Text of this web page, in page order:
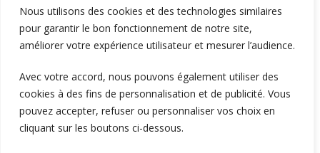
Nous utilisons des cookies et des technologies similaires
pour garantir le bon fonctionnement de notre site,
améliorer votre expérience utilisateur et mesurer l’audience.
Avec votre accord, nous pouvons également utiliser des
cookies à des fins de personnalisation et de publicité. Vous
pouvez accepter, refuser ou personnaliser vos choix en
cliquant sur les boutons ci-dessous.
A Domicile
Télécharger l'application
LIENS UTILES
L'entreprise